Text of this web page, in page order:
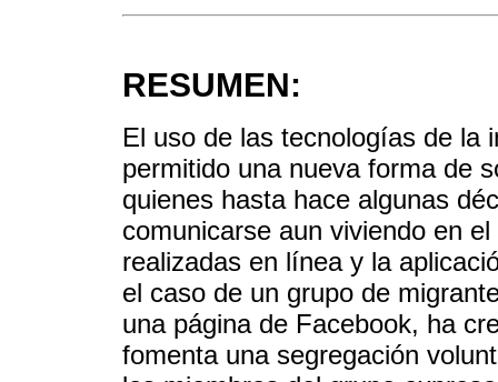
RESUMEN:
El uso de las tecnologías de la
permitido una nueva forma de
quienes hasta hace algunas
comunicarse aun viviendo en
realizadas en línea y la
el caso de un grupo de
una página de Facebook, ha
fomenta una segregación